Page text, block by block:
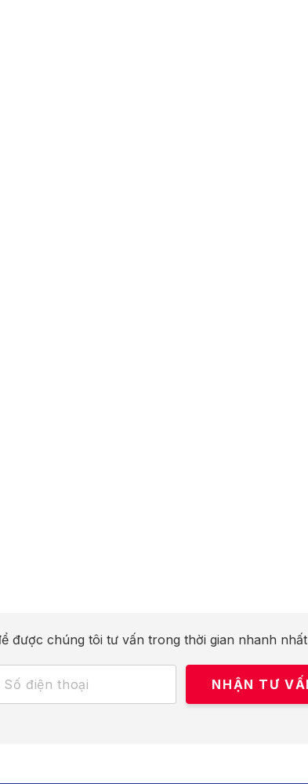
được chúng tôi tư vấn trong thời gian nhanh nhất